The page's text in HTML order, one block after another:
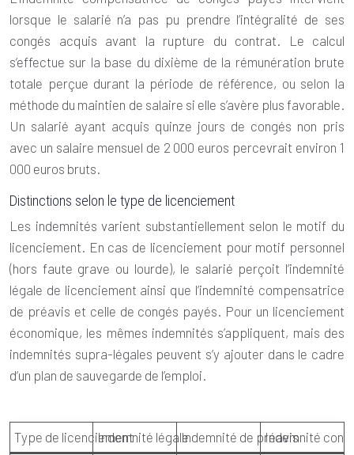
lorsque le salarié n’a pas pu prendre l’intégralité de ses
congés acquis avant la rupture du contrat. Le calcul
s’effectue sur la base du dixième de la rémunération brute
totale perçue durant la période de référence, ou selon la
méthode du maintien de salaire si elle s’avère plus favorable.
Un salarié ayant acquis quinze jours de congés non pris
avec un salaire mensuel de 2 000 euros percevrait environ 1
000 euros bruts.
Distinctions selon le type de licenciement
Les indemnités varient substantiellement selon le motif du
licenciement. En cas de licenciement pour motif personnel
(hors faute grave ou lourde), le salarié perçoit l’indemnité
légale de licenciement ainsi que l’indemnité compensatrice
de préavis et celle de congés payés. Pour un licenciement
économique, les mêmes indemnités s’appliquent, mais des
indemnités supra-légales peuvent s’y ajouter dans le cadre
d’un plan de sauvegarde de l’emploi.
Type de licenciementIndemnité légaleIndemnité de préavis
Indemnité